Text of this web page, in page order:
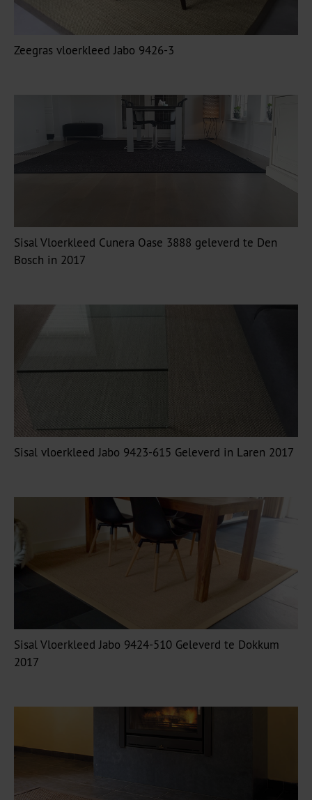
Zeegras vloerkleed Jabo 9426-3
Sisal Vloerkleed Cunera Oase 3888 geleverd te Den
Bosch in 2017
Sisal vloerkleed Jabo 9423-615 Geleverd in Laren 2017
Sisal Vloerkleed Jabo 9424-510 Geleverd te Dokkum
2017